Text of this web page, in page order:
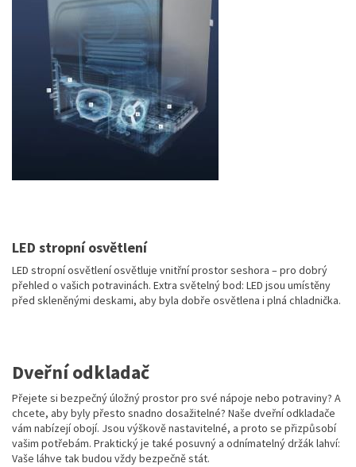
LED stropní osvětlení
LED stropní osvětlení osvětluje vnitřní prostor seshora – pro dobrý
přehled o vašich potravinách. Extra světelný bod: LED jsou umístěny
před skleněnými deskami, aby byla dobře osvětlena i plná chladnička.
Dveřní odkladač
Přejete si bezpečný úložný prostor pro své nápoje nebo potraviny? A
chcete, aby byly přesto snadno dosažitelné? Naše dveřní odkladače
vám nabízejí obojí. Jsou výškově nastavitelné, a proto se přizpůsobí
vašim potřebám. Praktický je také posuvný a odnímatelný držák lahví:
Vaše láhve tak budou vždy bezpečně stát.